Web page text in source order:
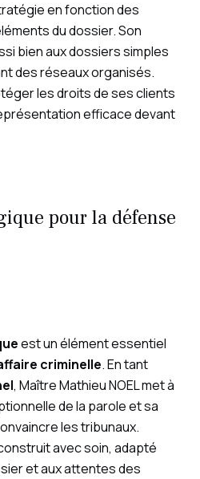
en fonction des
du dossier. Son
bien aux dossiers simples
des réseaux organisés.
les droits de ses clients
efficace devant
pour la défense
est un élément essentiel
criminelle. En tant
, Maître Mathieu NOEL met à
de la parole et sa
les tribunaux.
avec soin, adapté
et aux attentes des